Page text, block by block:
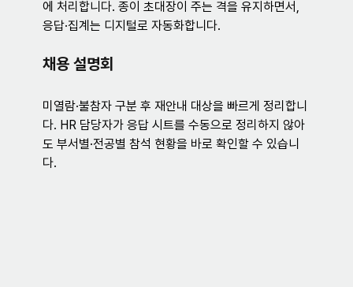
에 처리합니다. 종이 초대장이 주는 격을 유지하면서,
응답·집계는 디지털로 자동화합니다.
채용 설명회
미열람·불참자 구분 후 재안내 대상을 빠르게 정리합니
다. HR 담당자가 응답 시트를 수동으로 정리하지 않아
도 부서별·전공별 참석 현황을 바로 확인할 수 있습니
다.